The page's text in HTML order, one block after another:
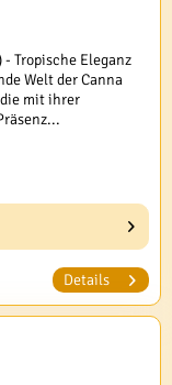
Tropische Eleganz
Welt der Canna
mit ihrer
Details